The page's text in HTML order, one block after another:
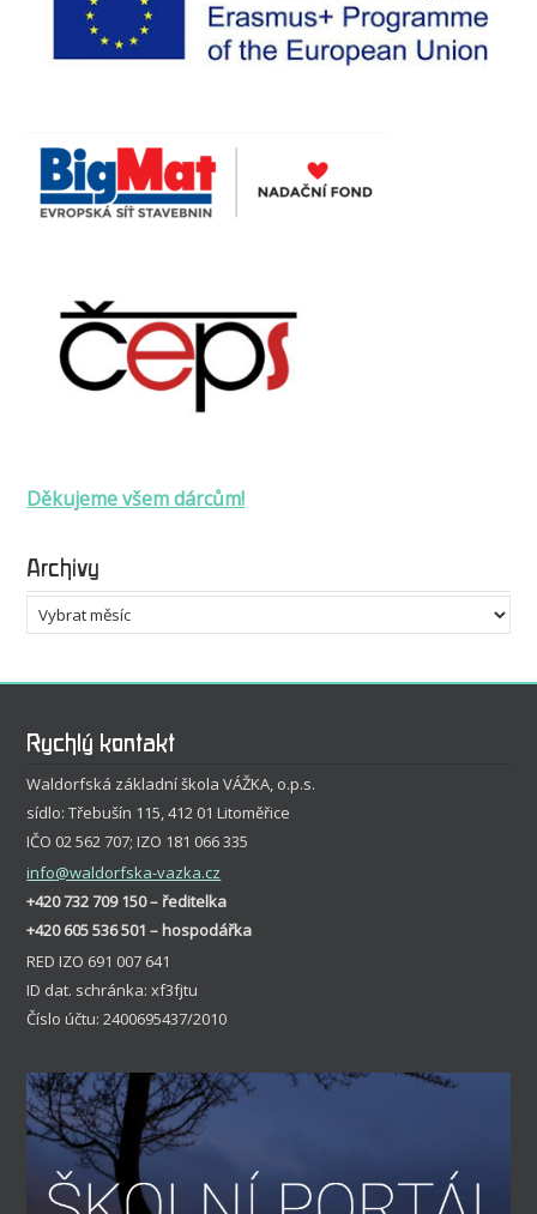
Děkujeme všem dárcům!
Archivy
Archivy
Rychlý kontakt
Waldorfská základní škola VÁŽKA, o.p.s.
sídlo: Třebušín 115, 412 01 Litoměřice
IČO 02 562 707; IZO 181 066 335
info@waldorfska-vazka.cz
+420 732 709 150 – ředitelka
+420 605 536 501 – hospodářka
RED IZO 691 007 641
ID dat. schránka: xf3fjtu
Číslo účtu: 2400695437/2010